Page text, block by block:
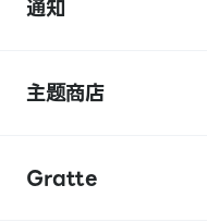
通知
主题商店
Gratte